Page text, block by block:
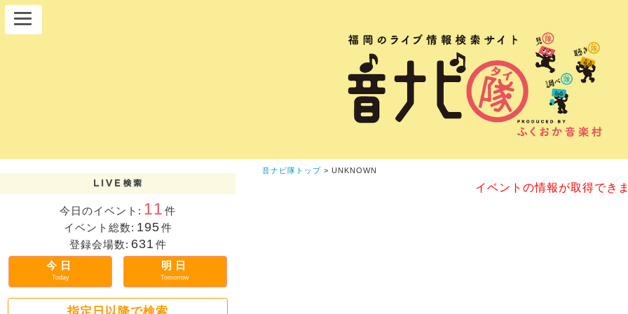
今日のイベント: 11 件
イベント総数: 195件
登録会場数: 631 件
今日
Today
明日
Tomorrow
指定日以降で検索
音ナビ隊トップ > UNKNOWN
イベントの情報が取得でき